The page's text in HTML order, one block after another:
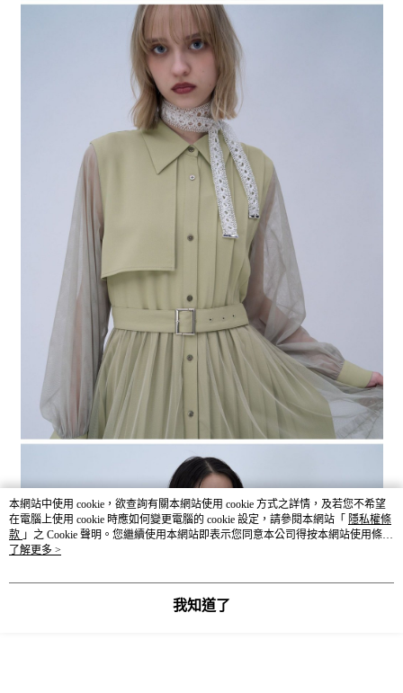
本網站中使用 cookie，欲查詢有關本網站使用 cookie 方式之詳情，及若您不希望
在電腦上使用 cookie 時應如何變更電腦的 cookie 設定，請參閱本網站「 隱私權條
款 」之 Cookie 聲明。您繼續使用本網站即表示您同意本公司得按本網站使用條款
之 Cookie 聲明使用 cookie。
了解更多 >
我知道了